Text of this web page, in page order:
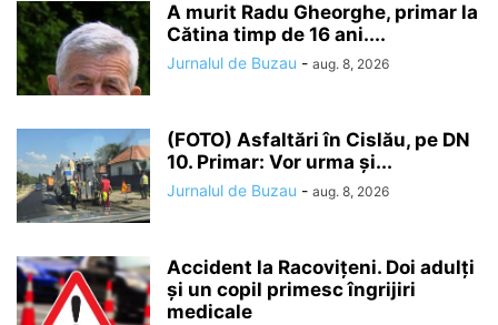
A murit Radu Gheorghe, primar la
Cătina timp de 16 ani....
Jurnalul de Buzau - aug. 8, 2026
(FOTO) Asfaltări în Cislău, pe DN
10. Primar: Vor urma și...
Jurnalul de Buzau - aug. 8, 2026
Accident la Racovițeni. Doi adulți
și un copil primesc îngrijiri
medicale